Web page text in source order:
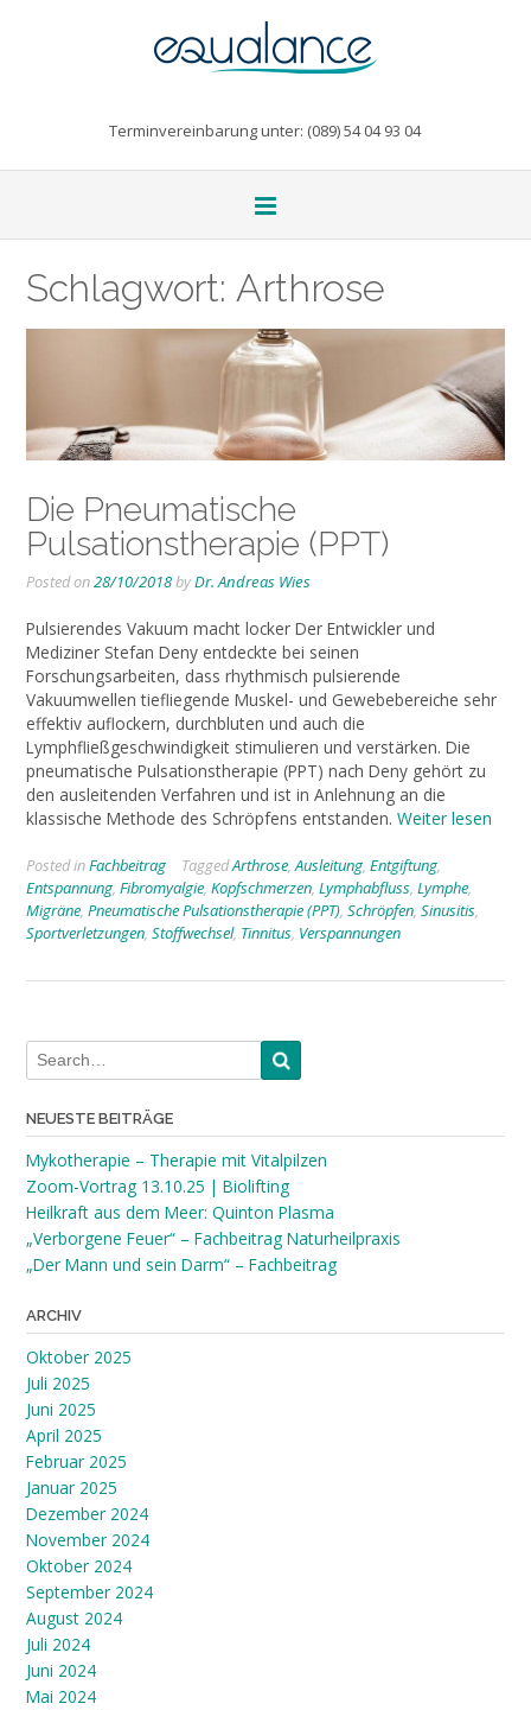
Terminvereinbarung unter: (089) 54 04 93 04
Schlagwort: Arthrose
Die Pneumatische
Pulsationstherapie (PPT)
Posted on28/10/2018byDr. Andreas Wies
Pulsierendes Vakuum macht locker Der Entwickler und
Mediziner Stefan Deny entdeckte bei seinen
Forschungsarbeiten, dass rhythmisch pulsierende
Vakuumwellen tiefliegende Muskel- und Gewebebereiche sehr
effektiv auflockern, durchbluten und auch die
Lymphfließgeschwindigkeit stimulieren und verstärken. Die
pneumatische Pulsationstherapie (PPT) nach Deny gehört zu
den ausleitenden Verfahren und ist in Anlehnung an die
klassische Methode des Schröpfens entstanden. Weiter lesen
Posted inFachbeitrag TaggedArthrose,Ausleitung, Entgiftung,
Entspannung, Fibromyalgie, Kopfschmerzen, Lymphabfluss, Lymphe,
Migräne, Pneumatische Pulsationstherapie (PPT), Schröpfen, Sinusitis,
Sportverletzungen, Stoffwechsel, Tinnitus, Verspannungen
NEUESTE BEITRÄGE
Mykotherapie – Therapie mit Vitalpilzen
Zoom-Vortrag 13.10.25 | Biolifting
Heilkraft aus dem Meer: Quinton Plasma
„Verborgene Feuer“ – Fachbeitrag Naturheilpraxis
„Der Mann und sein Darm“ – Fachbeitrag
ARCHIV
Oktober 2025
Juli 2025
Juni 2025
April 2025
Februar 2025
Januar 2025
Dezember 2024
November 2024
Oktober 2024
September 2024
August 2024
Juli 2024
Juni 2024
Mai 2024